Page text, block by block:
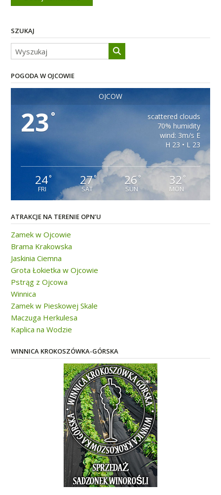
SZUKAJ
POGODA W OJCOWIE
OJCÓW
23 °
scattered clouds
70% humidity
wind: 3m/s E
H 23 • L 23
24°
FRI
27°
SAT
26°
SUN
32 °
MON
ATRAKCJE NA TERENIE OPN’U
Zamek w Ojcowie
Brama Krakowska
Jaskinia Ciemna
Grota Łokietka w Ojcowie
Pstrąg z Ojcowa
Winnica
Zamek w Pieskowej Skale
Maczuga Herkulesa
Kaplica na Wodzie
WINNICA KROKOSZÓWKA-GÓRSKA